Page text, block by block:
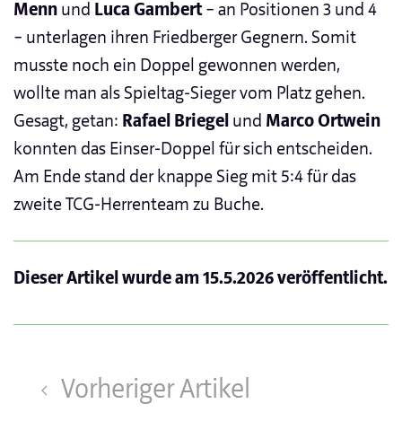
Menn und Luca Gambert– an Positionen 3 und 4
– unterlagen ihren Friedberger Gegnern. Somit
musste noch ein Doppel gewonnen werden,
wollte man als Spieltag-Sieger vom Platz gehen.
Gesagt, getan: Rafael Briegel und Marco Ortwein
konnten das Einser-Doppel für sich entscheiden.
Am Ende stand der knappe Sieg mit 5:4 für das
zweite TCG-Herrenteam zu Buche.
Dieser Artikel wurde am15.5.2026veröffentlicht.
Vorheriger Artikel